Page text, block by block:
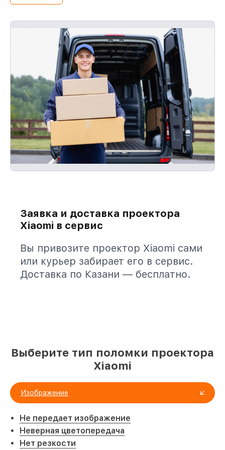
Заявка и доставка проектора
Xiaomi в сервис
Вы привозите проектор Xiaomi сами
или курьер забирает его в сервис.
Доставка по Казани — бесплатно.
Выберите тип поломки проектора
Xiaomi
Изображение
Не передает изображение
Неверная цветопередача
Нет резкости